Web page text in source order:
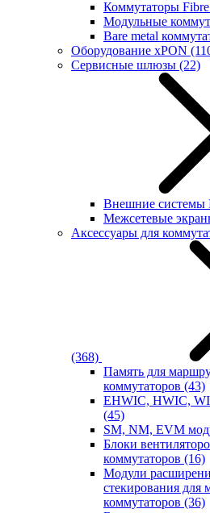
Коммутаторы Fibre
Модульные
Bare metal
Оборудование xPON
Сервисные шлюзы (22)
Внешние системы
Межсетевые
Аксессуары для
(368)
Память для
коммутаторов (43)
EHWIC, HWIC,
(45)
SM, NM, EVM
Блоки
коммутаторов (16)
Модули
стекирования для
коммутаторов (36)